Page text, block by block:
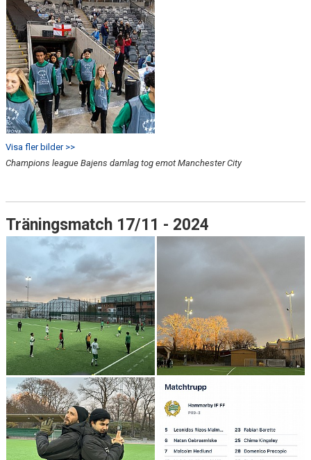
Visa fler bilder >>
Champions league Bajens damlag tog emot Manchester City
Träningsmatch 17/11 - 2024